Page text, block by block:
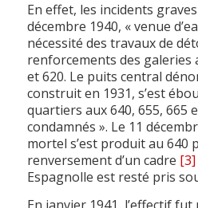
En effet, les incidents
décembre 1940, « venue
nécessité des travaux de
renforcements des galeries
et 620. Le puits central
construit en 1931, s’est
quartiers aux 640, 655, 665
condamnés ». Le 11
mortel s’est produit au 640
renversement d’un cadre [3]
Espagnolle est resté pris